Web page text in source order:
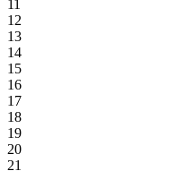
11
12
13
14
15
16
17
18
19
20
21